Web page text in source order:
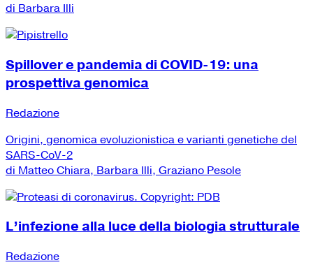
di Barbara Illi
Spillover e pandemia di COVID-19: una
prospettiva genomica
Redazione
Origini, genomica evoluzionistica e varianti genetiche del
SARS-CoV-2
di Matteo Chiara, Barbara Illi, Graziano Pesole
L’infezione alla luce della biologia strutturale
Redazione